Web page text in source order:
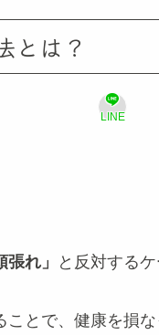
とは？
LINE
れ」 と反対する
とで、健康を損